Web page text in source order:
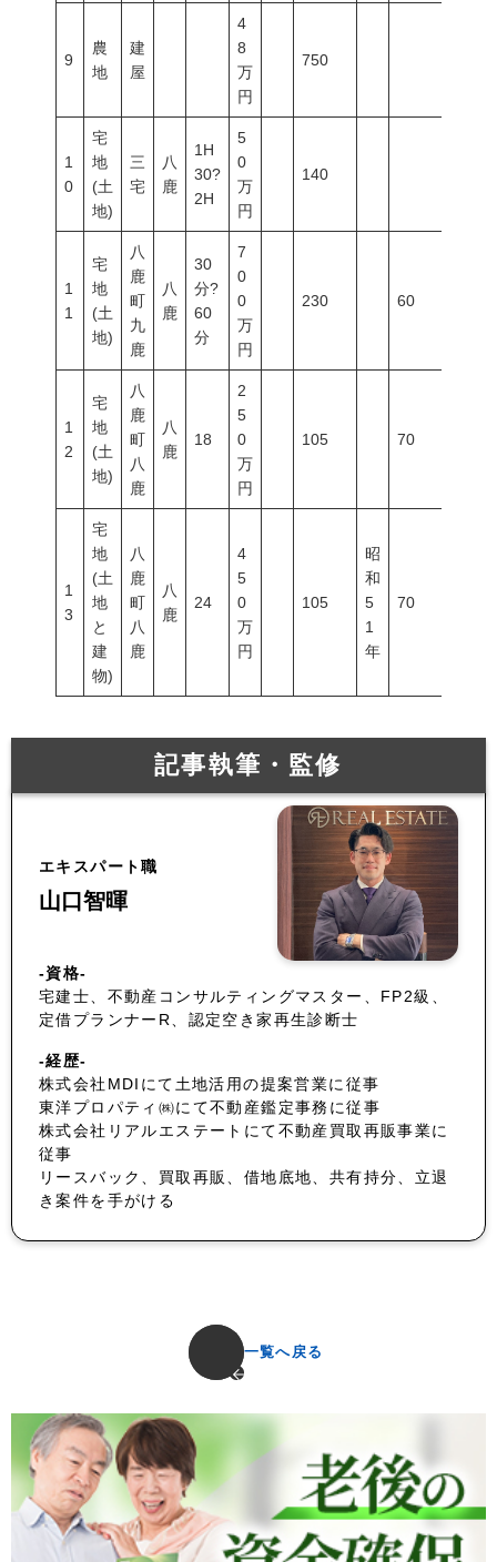
9
農
地
建
屋
4
8
万
円
750
1
0
宅
地
(土
地)
三
宅
八
鹿
1H
30?
2H
5
0
万
円
140
1
1
宅
地
(土
地)
八
鹿
町
九
鹿
八
鹿
30
分?
60
分
7
0
0
万
円
230 60
1
2
宅
地
(土
地)
八
鹿
町
八
鹿
八
鹿
18
2
5
0
万
円
105 70
1
3
宅
地
(土
地
と
建
物)
八
鹿
町
八
鹿
八
鹿
24
4
5
0
万
円
105
昭
和
5
1
年
70
記事執筆・監修
エキスパート職
山口智暉
-資格-
宅建士、不動産コンサルティングマスター、FP2級、
定借プランナーR、認定空き家再生診断士
-経歴-
株式会社MDIにて土地活用の提案営業に従事
東洋プロパティ㈱にて不動産鑑定事務に従事
株式会社リアルエステートにて不動産買取再販事業に
従事
リースバック、買取再販、借地底地、共有持分、立退
き案件を手がける
一覧へ戻る